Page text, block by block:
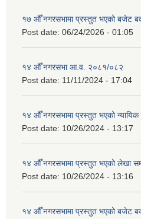
१७ औँ नगरसभामा प्रस्तुत भएको बजेट
Post date: 06/24/2026 - 01:05
१४ औँ नगरसभा आ.व. २०८१/०८२
Post date: 11/11/2024 - 17:04
१४ औँ नगरसभामा प्रस्तुत भएको न्यायिक
Post date: 10/26/2024 - 13:17
१४ औँ नगरसभामा प्रस्तुत भएको लेखा
Post date: 10/26/2024 - 13:16
१४ औँ नगरसभामा प्रस्तुत भएको बजेट